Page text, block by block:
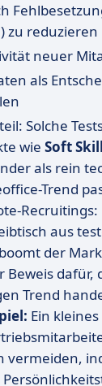
zu reduzieren
neuer
als
Solche
wie Soft
als rein
Trend
aus
der
Beweis dafür,
Trend
Ein
vermeiden,